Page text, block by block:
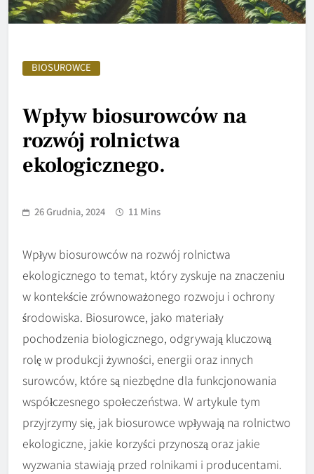
BIOSUROWCE
Wpływ biosurowców na
rozwój rolnictwa
ekologicznego.
26 Grudnia, 2024 11 Mins
Wpływ biosurowców na rozwój rolnictwa
ekologicznego to temat, który zyskuje na znaczeniu
w kontekście zrównoważonego rozwoju i ochrony
środowiska. Biosurowce, jako materiały
pochodzenia biologicznego, odgrywają kluczową
rolę w produkcji żywności, energii oraz innych
surowców, które są niezbędne dla funkcjonowania
współczesnego społeczeństwa. W artykule tym
przyjrzymy się, jak biosurowce wpływają na rolnictwo
ekologiczne, jakie korzyści przynoszą oraz jakie
wyzwania stawiają przed rolnikami i producentami.